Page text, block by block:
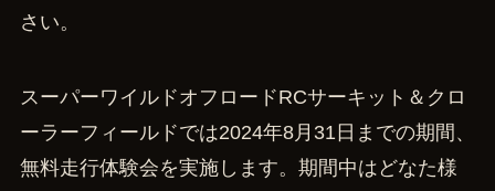
さい。
スーパーワイルドオフロードRCサーキット＆クロ
ーラーフィールドでは2024年8月31日までの期間、
無料走行体験会を実施します。期間中はどなた様